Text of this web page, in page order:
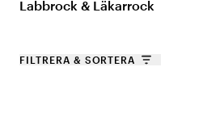
Labbrock & Läkarrock
FILTRERA & SORTERA